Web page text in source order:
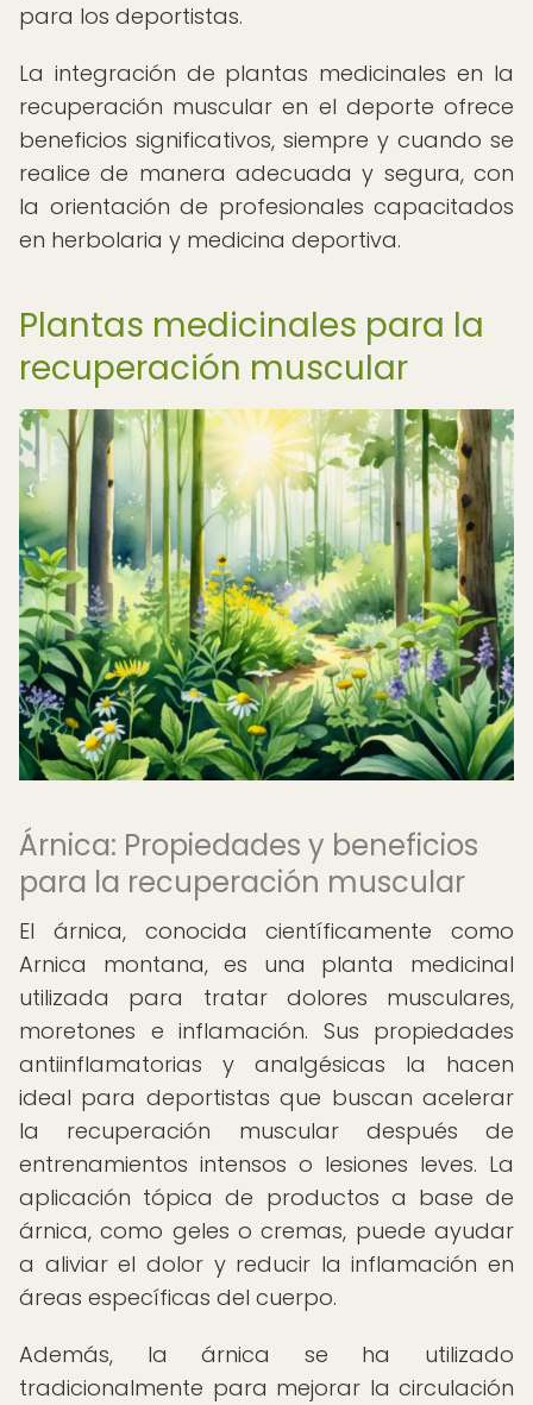
para los deportistas.
La integración de plantas medicinales en la
recuperación muscular en el deporte ofrece
beneficios significativos, siempre y cuando se
realice de manera adecuada y segura, con
la orientación de profesionales capacitados
en herbolaria y medicina deportiva.
Plantas medicinales para la
recuperación muscular
Árnica: Propiedades y beneficios
para la recuperación muscular
El árnica, conocida científicamente como
Arnica montana, es una planta medicinal
utilizada para tratar dolores musculares,
moretones e inflamación. Sus propiedades
antiinflamatorias y analgésicas la hacen
ideal para deportistas que buscan acelerar
la recuperación muscular después de
entrenamientos intensos o lesiones leves. La
aplicación tópica de productos a base de
árnica, como geles o cremas, puede ayudar
a aliviar el dolor y reducir la inflamación en
áreas específicas del cuerpo.
Además, la árnica se ha utilizado
tradicionalmente para mejorar la circulación